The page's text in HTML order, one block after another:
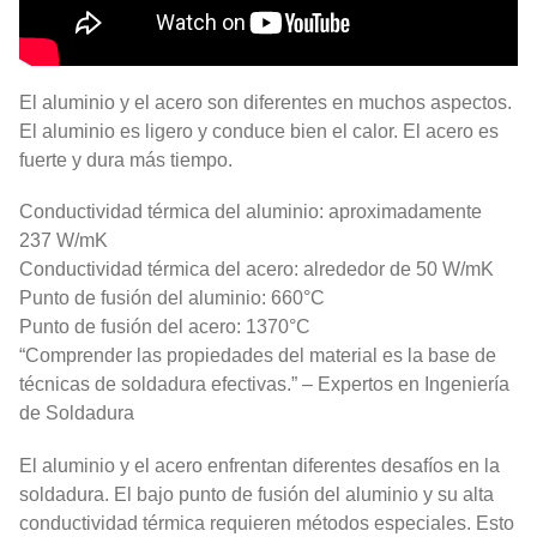
El aluminio y el acero son diferentes en muchos aspectos.
El aluminio es ligero y conduce bien el calor. El acero es
fuerte y dura más tiempo.
Conductividad térmica del aluminio: aproximadamente
237 W/mK
Conductividad térmica del acero: alrededor de 50 W/mK
Punto de fusión del aluminio: 660°C
Punto de fusión del acero: 1370°C
“Comprender las propiedades del material es la base de
técnicas de soldadura efectivas.” – Expertos en Ingeniería
de Soldadura
El aluminio y el acero enfrentan diferentes desafíos en la
soldadura. El bajo punto de fusión del aluminio y su alta
conductividad térmica requieren métodos especiales. Esto